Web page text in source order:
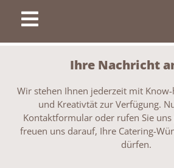
Ihre Nachricht
Wir stehen Ihnen jederzeit mit
und Kreativtät zur Verfügung.
Kontaktformular oder rufen Sie
freuen uns darauf, Ihre Catering-
dürfen.